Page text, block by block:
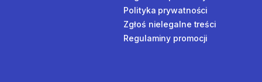
Polityka prywatności
Zgłoś nielegalne treści
Regulaminy promocji